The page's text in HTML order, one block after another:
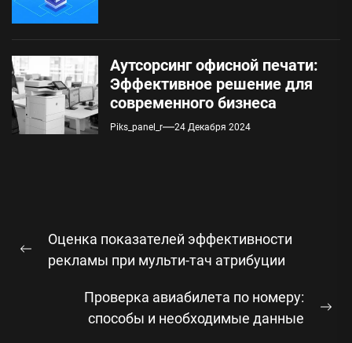
Аутсорсинг офисной печати:
Эффективное решение для
современного бизнеса
Piks_panel_r 24 Декабря 2024
по
записям
Предыдущая
Оценка показателей эффективности
рекламы при мульти-тач атрибуции
Проверка авиабилета по номеру:
способы и необходимые данные